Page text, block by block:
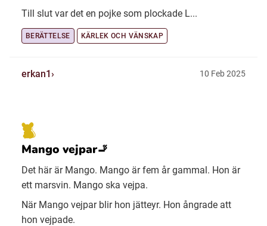
Till slut var det en pojke som plockade L...
BERÄTTELSE KÄRLEK OCH VÄNSKAP
erkan1 10 Feb 2025
Mango vejpar🚬
Det här är Mango. Mango är fem år gammal. Hon är
ett marsvin. Mango ska vejpa.
När Mango vejpar blir hon jätteyr. Hon ångrade att
hon vejpade.